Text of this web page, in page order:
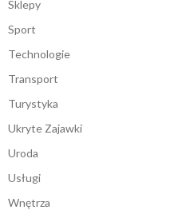
Sklepy
Sport
Technologie
Transport
Turystyka
Ukryte Zajawki
Uroda
Usługi
Wnętrza